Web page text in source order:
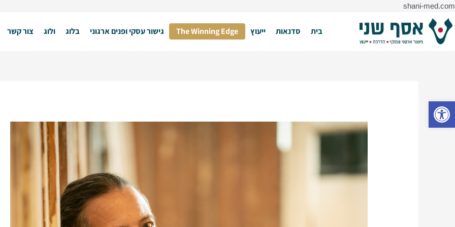
shani-med.comדילוג
בית סדנאות ייעוץ The Winning Edge גישור עסקי ופנים ארגוני בלוג ולוג צור קשר
פתח סרגל נגישות